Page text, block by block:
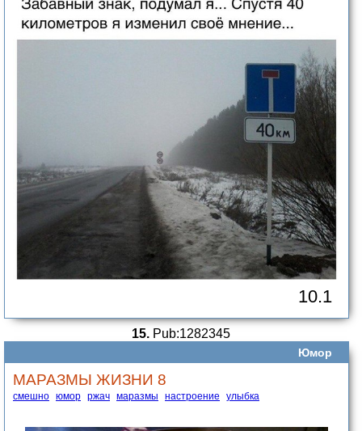
10.1
15. Pub:1282345
Юмор
МАРАЗМЫ ЖИЗНИ 8
смешно юмор ржач маразмы настроение улыбка